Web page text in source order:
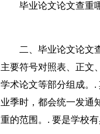
毕业论文论文查重
二、毕业论文论文
主要符号对照表、正文
学术论文等部分组成。
业季时，都会统一发通
重的范围。. 要是学校